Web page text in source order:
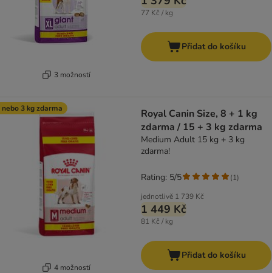
3 možností
77 Kč / kg
Přidat do košíku
nebo 3 kg zdarma
4 možností
Royal Canin Size, 8 + 1 kg
zdarma / 15 + 3 kg zdarma
Medium Adult 15 kg + 3 kg
zdarma!
jednotlivě 1 739 Kč
1 449 Kč
81 Kč / kg
Rating: 5/5 (1)
Přidat do košíku